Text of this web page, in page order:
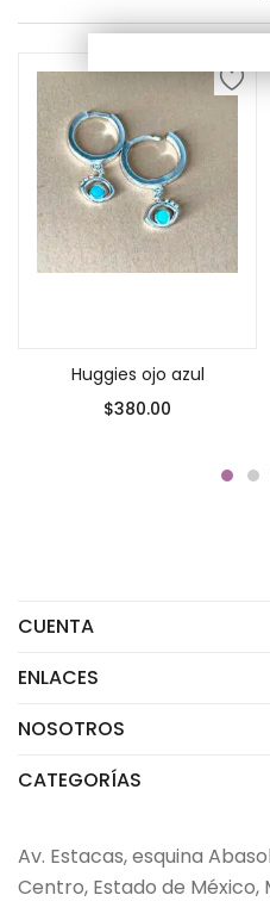
Huggies ojo azul
$380.00
CUENTA
ENLACES
NOSOTROS
CATEGORÍAS
Av. Estacas, esquina
Centro, Estado de México,